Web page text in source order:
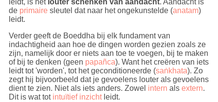
leidt, is het louter schenken van aandacht. Aandacht is
de primaire sleutel dat naar het ongekunstelde (anatam)
leidt.
Verder geeft de Boeddha bij elk fundament van
indachtigheid aan hoe de dingen worden gezien zoals ze
zijn, namelijk door er niets aan toe te voegen, bij te maken
of bij te denken (geen papañca). Want het creëren van iets
leidt tot 'worden', tot het geconditioneerde (saṅkhata). Zo
zegt hij bijvoorbeeld dat je gevoelens louter als gevoelens
dient te zien. Niet als iets anders. Zowel intern als extern.
Dit is wat tot intuïtief inzichtleidt.